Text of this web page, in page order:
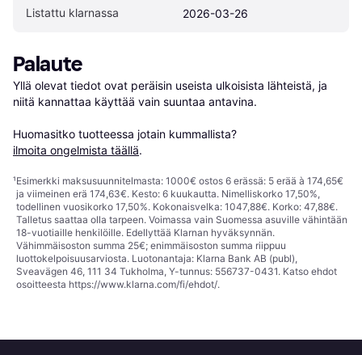
Listattu klarnassa 2026-03-26
Palaute
Yllä olevat tiedot ovat peräisin useista ulkoisista lähteistä, ja
niitä kannattaa käyttää vain suuntaa antavina.
Huomasitko tuotteessa jotain kummallista?
ilmoita ongelmista täällä.
¹Esimerkki maksusuunnitelmasta: 1000€ ostos 6 erässä: 5 erää à 174,65€
ja viimeinen erä 174,63€. Kesto: 6 kuukautta. Nimelliskorko 17,50%,
todellinen vuosikorko 17,50%. Kokonaisvelka: 1047,88€. Korko: 47,88€.
Talletus saattaa olla tarpeen. Voimassa vain Suomessa asuville vähintään
18-vuotiaille henkilöille. Edellyttää Klarnan hyväksynnän.
Vähimmäisoston summa 25€; enimmäisoston summa riippuu
luottokelpoisuusarviosta. Luotonantaja: Klarna Bank AB (publ),
Sveavägen 46, 111 34 Tukholma, Y-tunnus: 556737-0431. Katso ehdot
osoitteesta https://www.klarna.com/fi/ehdot/.